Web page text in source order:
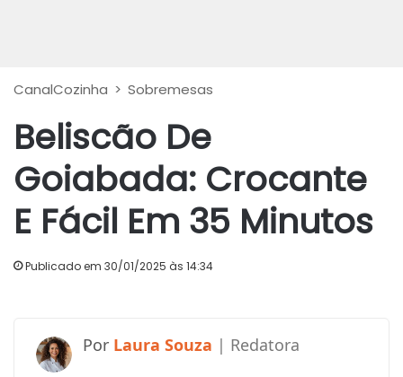
CanalCozinha > Sobremesas
Beliscão De
Goiabada: Crocante
E Fácil Em 35 Minutos
Publicado em 30/01/2025 às 14:34
Laura Souza